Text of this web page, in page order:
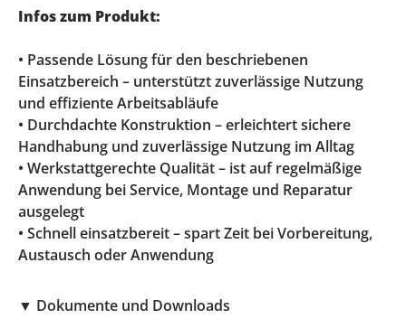
Infos zum Produkt:
• Passende Lösung für den beschriebenen
Einsatzbereich – unterstützt zuverlässige Nutzung
und effiziente Arbeitsabläufe
• Durchdachte Konstruktion – erleichtert sichere
Handhabung und zuverlässige Nutzung im Alltag
• Werkstattgerechte Qualität – ist auf regelmäßige
Anwendung bei Service, Montage und Reparatur
ausgelegt
• Schnell einsatzbereit – spart Zeit bei Vorbereitung,
Austausch oder Anwendung
▼ Dokumente und Downloads